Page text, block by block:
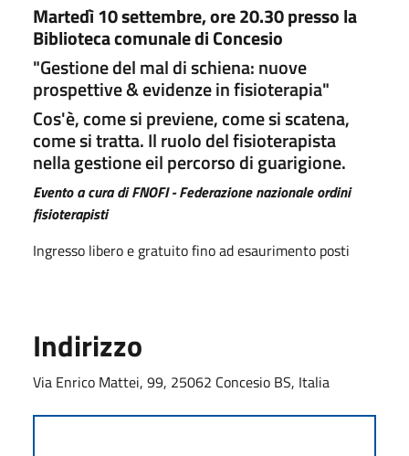
Martedì 10 settembre, ore 20.30 presso la
Biblioteca comunale di Concesio
"Gestione del mal di schiena: nuove
prospettive & evidenze in fisioterapia"
Cos'è, come si previene, come si scatena,
come si tratta. Il ruolo del fisioterapista
nella gestione eil percorso di guarigione.
Evento a cura di FNOFI - Federazione nazionale ordini
fisioterapisti
Ingresso libero e gratuito fino ad esaurimento posti
Indirizzo
Via Enrico Mattei, 99, 25062 Concesio BS, Italia